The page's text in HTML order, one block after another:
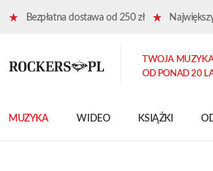
Bezpłatna dostawa od 250 zł
MUZYKA WIDEO KSIĄŻKI
TWOJA
OD PONAD 20